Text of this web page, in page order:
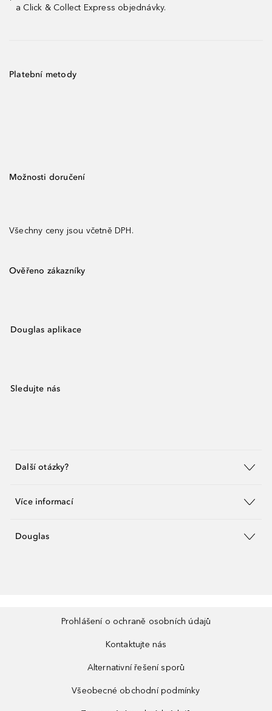
a Click & Collect Express objednávky.
Platební metody
Možnosti doručení
Všechny ceny jsou včetně DPH.
Ověřeno zákazníky
Douglas aplikace
Sledujte nás
Další otázky?
Více informací
Douglas
Prohlášení o ochraně osobních údajů
Kontaktujte nás
Alternativní řešení sporů
Všeobecné obchodní podmínky